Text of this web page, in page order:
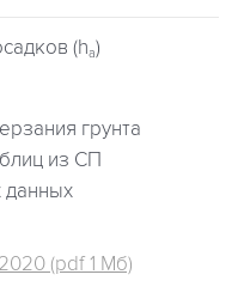
(ha)
грунта
из СП
данных
(pdf 1 Мб)